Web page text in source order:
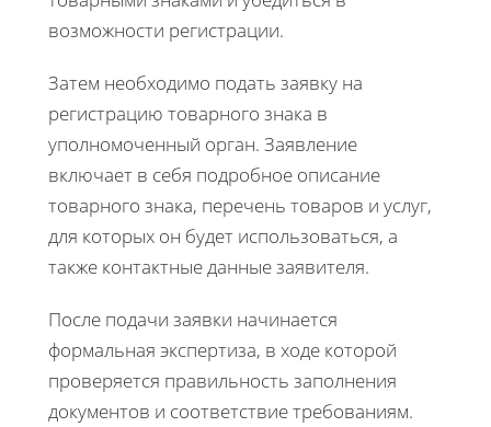
возможности регистрации.
Затем необходимо подать заявку на
регистрацию товарного знака в
уполномоченный орган. Заявление
включает в себя подробное описание
товарного знака, перечень товаров и услуг,
для которых он будет использоваться, а
также контактные данные заявителя.
После подачи заявки начинается
формальная экспертиза, в ходе которой
проверяется правильность заполнения
документов и соответствие требованиям.